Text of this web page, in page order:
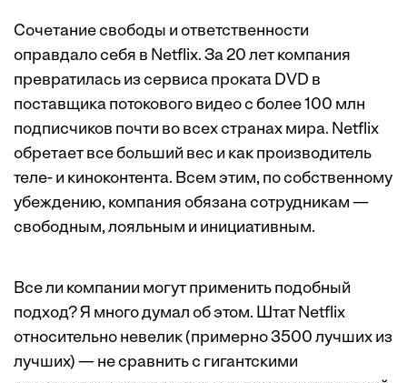
Сочетание свободы и ответственности
оправдало себя в Netflix. За 20 лет компания
превратилась из сервиса проката DVD в
поставщика потокового видео с более 100 млн
подписчиков почти во всех странах мира. Netflix
обретает все больший вес и как производитель
теле- и киноконтента. Всем этим, по собственному
убеждению, компания обязана сотрудникам —
свободным, лояльным и инициативным.
Все ли компании могут применить подобный
подход? Я много думал об этом. Штат Netflix
относительно невелик (примерно 3500 лучших из
лучших) — не сравнить с гигантскими